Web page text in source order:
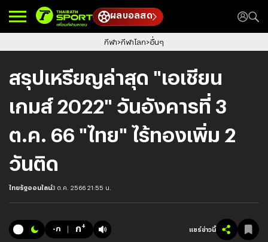
ผลบอลสด
กีฬา กีฬาโลก อื่นๆ
สรุปเหรียญล่าสุด "เอเชียน
เกมส์ 2022" วันอังคารที่ 3
ต.ค. 66 "ไทย" ไร้ทองเพิ่ม 2
วันติด
ไทยรัฐออนไลน์3 ต.ค. 2566 21:55 น.
-ก ก+ แชร์ข่าวนี้